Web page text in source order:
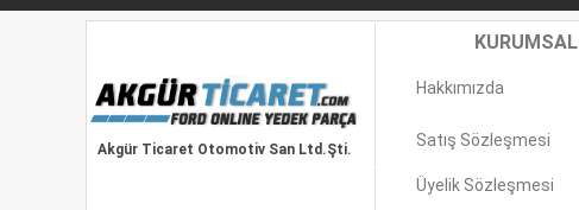
Akgür Ticaret Otomotiv San Ltd.Şti.
KURUMSAL
Hakkımızda
Satış Sözleşmesi
Üyelik Sözleşmesi